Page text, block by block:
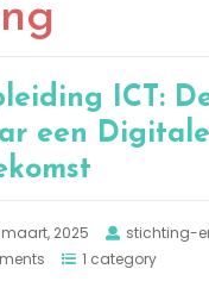
ICT:
een Digitale
maart, 2025 stichting-
1 category